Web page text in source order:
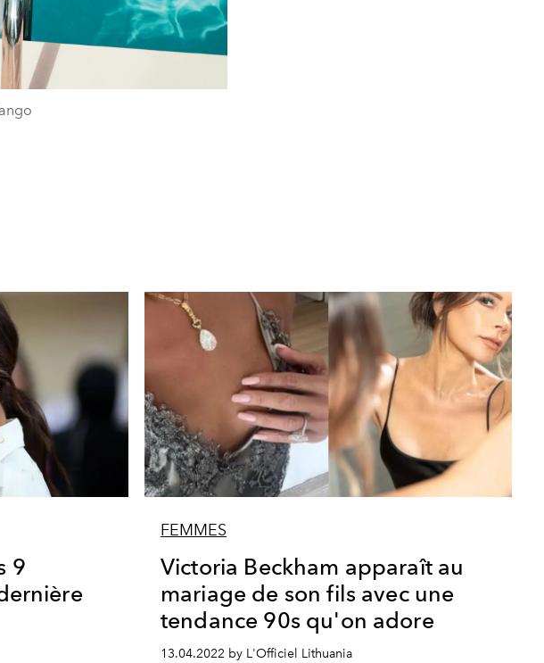
9
FEMMES
Victoria Beckham apparaît au
mariage de son fils avec une
tendance 90s qu'on adore
13.04.2022 by L'Officiel Lithuania